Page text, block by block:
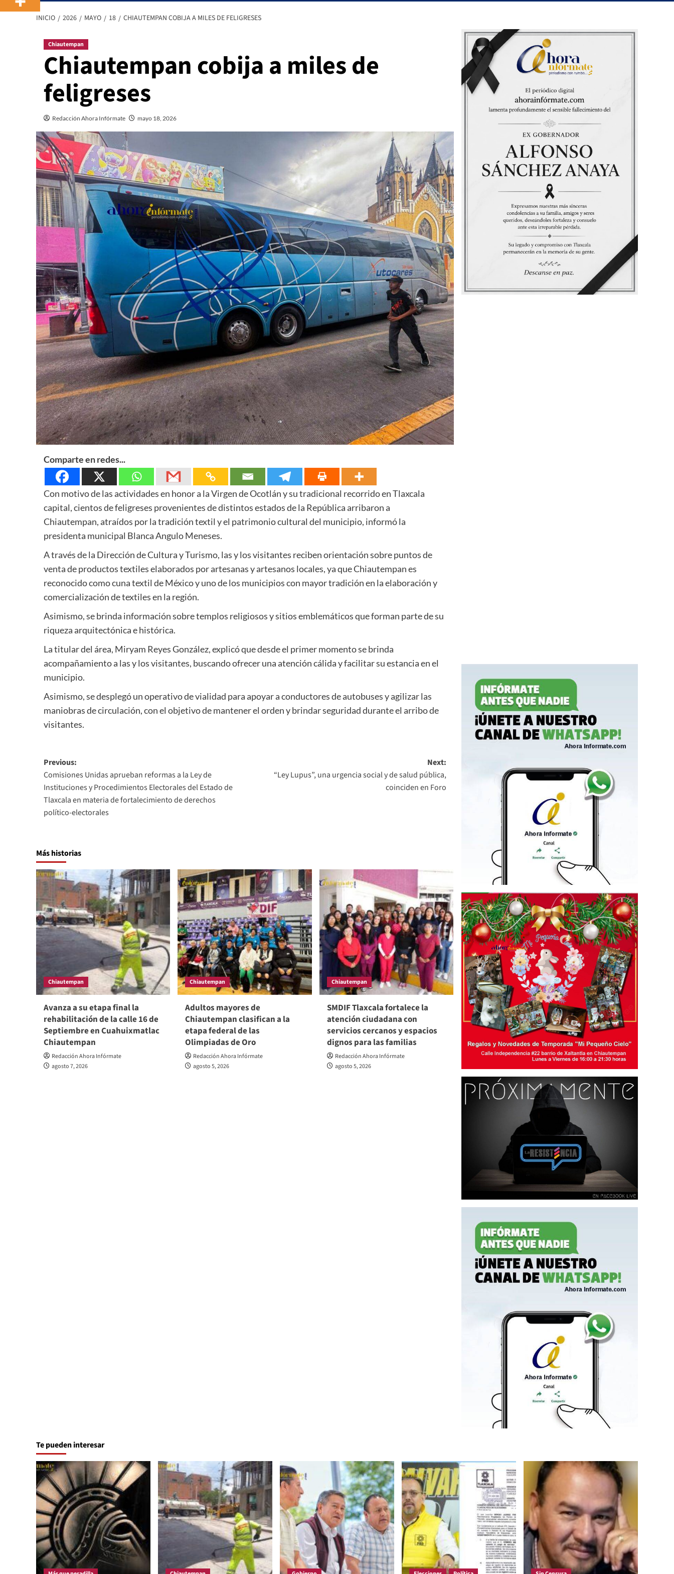
INICIO 2026 MAYO 18 CHIAUTEMPAN COBIJA A MILES DE FELIGRESES
Chiautempan
Chiautempan cobija a miles de
feligreses
Redacción Ahora Infórmate mayo 18, 2026
Comparte en redes...
Con motivo de las actividades en honor a la Virgen de Ocotlán y su tradicional recorrido en Tlaxcala
capital, cientos de feligreses provenientes de distintos estados de la República arribaron a
Chiautempan, atraídos por la tradición textil y el patrimonio cultural del municipio, informó la
presidenta municipal Blanca Angulo Meneses.
A través de la Dirección de Cultura y Turismo, las y los visitantes reciben orientación sobre puntos de
venta de productos textiles elaborados por artesanas y artesanos locales, ya que Chiautempan es
reconocido como cuna textil de México y uno de los municipios con mayor tradición en la elaboración y
comercialización de textiles en la región.
Asimismo, se brinda información sobre templos religiosos y sitios emblemáticos que forman parte de su
riqueza arquitectónica e histórica.
La titular del área, Miryam Reyes González, explicó que desde el primer momento se brinda
acompañamiento a las y los visitantes, buscando ofrecer una atención cálida y facilitar su estancia en el
municipio.
Asimismo, se desplegó un operativo de vialidad para apoyar a conductores de autobuses y agilizar las
maniobras de circulación, con el objetivo de mantener el orden y brindar seguridad durante el arribo de
visitantes.
Post
navigation
Previous:
Comisiones Unidas aprueban reformas a la Ley de
Instituciones y Procedimientos Electorales del Estado de
Tlaxcala en materia de fortalecimiento de derechos
político-electorales
Next:
“Ley Lupus”, una urgencia social y de salud pública,
coinciden en Foro
Más historias
Chiautempan
Avanza a su etapa final la
rehabilitación de la calle 16 de
Septiembre en Cuahuixmatlac
Chiautempan
Redacción Ahora Infórmate
agosto 7, 2026
Chiautempan
Adultos mayores de
Chiautempan clasifican a la
etapa federal de las
Olimpiadas de Oro
Redacción Ahora Infórmate
agosto 5, 2026
Chiautempan
SMDIF Tlaxcala fortalece la
atención ciudadana con
servicios cercanos y espacios
dignos para las familias
Redacción Ahora Infórmate
agosto 5, 2026
Te pueden interesar